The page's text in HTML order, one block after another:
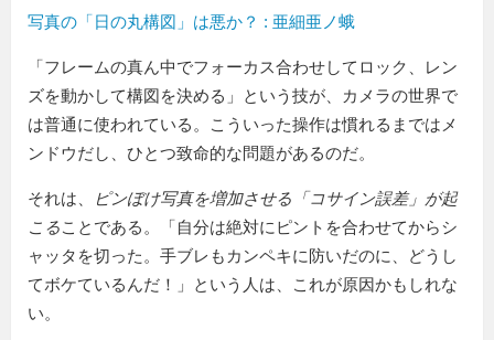
写真の「日の丸構図」は悪か？ : 亜細亜ノ蛾
「フレームの真ん中でフォーカス合わせしてロック、レン
ズを動かして構図を決める」という技が、カメラの世界で
は普通に使われている。こういった操作は慣れるまではメ
ンドウだし、ひとつ致命的な問題があるのだ。
それは、
ピンぼけ写真を増加させる「コサイン誤差」が起
こることである。「自分は絶対にピントを合わせてからシ
ャッタを切った。手ブレもカンペキに防いだのに、どうし
てボケているんだ！」という人は、これが原因かもしれな
い。